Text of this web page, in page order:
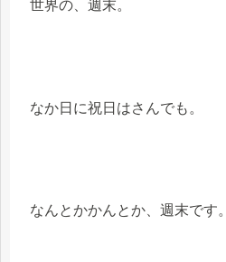
世界の、週末。
なか日に祝日はさんでも。
なんとかかんとか、週末です。